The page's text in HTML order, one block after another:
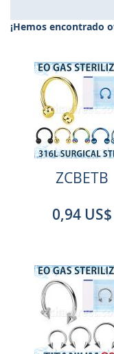
¡Hemos encontrado
ZCBETB
0,94 US$